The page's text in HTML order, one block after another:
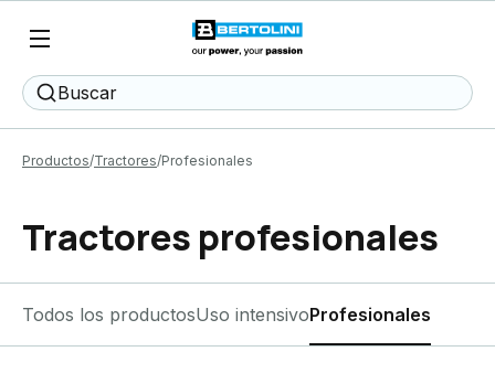
Buscar
Productos Tractores Profesionales
Tractores profesionales
Todos los productosUso intensivoProfesionales